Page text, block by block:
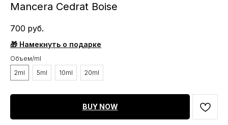
Mancera Cedrat Boise
700 руб.
🎁 Намекнуть о подарке
Объем/ml
2ml
5ml 10ml 20ml
BUY NOW